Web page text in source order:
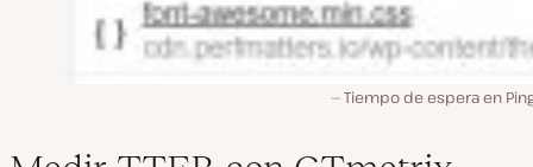
Tiempo de espera en